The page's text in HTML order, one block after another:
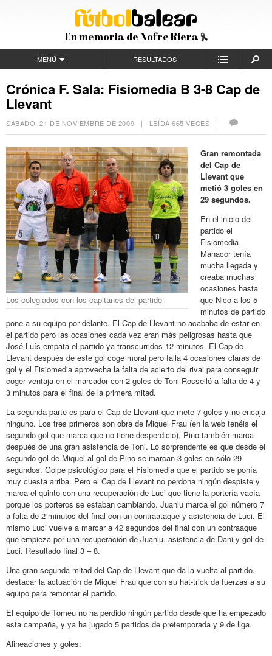
En memoria de Nofre Riera
MENÚ RESULTADOS
Crónica F. Sala: Fisiomedia B 3-8 Cap de
Llevant
SÁBADO, 21 DE NOVIEMBRE DE 2009 | LEÍDA 665 VECES |
Los colegiados con los capitanes del partido
Gran remontada
del Cap de
Llevant que
metió 3 goles en
29 segundos.
En el inicio del
partido el
Fisiomedia
Manacor tenía
mucha llegada y
creaba muchas
ocasiones hasta
que Nico a los 5
minutos de partido
pone a su equipo por delante. El Cap de Llevant no acababa de estar en
el partido pero las ocasiones cada vez eran más peligrosas hasta que
José Luís empata el partido ya transcurridos 12 minutos. El Cap de
Llevant después de este gol coge moral pero falla 4 ocasiones claras de
gol y el Fisiomedia aprovecha la falta de acierto del rival para conseguir
coger ventaja en el marcador con 2 goles de Toni Rosselló a falta de 4 y
3 minutos para el final de la primera mitad.
La segunda parte es para el Cap de Llevant que mete 7 goles y no encaja
ninguno. Los tres primeros son obra de Miquel Frau (en la web tenéis el
segundo gol que marca que no tiene desperdicio), Pino también marca
después de una gran asistencia de Toni. Lo sorprendente es que desde el
segundo gol de Miquel al gol de Pino se marcan 3 goles en sólo 29
segundos. Golpe psicológico para el Fisiomedia que el partido se ponía
muy cuesta arriba. Pero el Cap de Llevant no perdona ningún despiste y
marca el quinto con una recuperación de Luci que tiene la portería vacía
porque los porteros se estaban cambiando. Juanlu marca el gol número 7
a falta de 2 minutos del final con un contraataque y asistencia de Luci. El
mismo Luci vuelve a marcar a 42 segundos del final con un contraaque
que empieza por una recuperación de Juanlu, asistencia de Dani y gol de
Luci. Resultado final 3 – 8.
Una gran segunda mitad del Cap de Llevant que da la vuelta al partido,
destacar la actuación de Miquel Frau que con su hat-trick da fuerzas a su
equipo para remontar el partido.
El equipo de Tomeu no ha perdido ningún partido desde que ha empezado
esta campaña, y ya ha jugado 5 partidos de pretemporada y 9 de liga.
Alineaciones y goles: